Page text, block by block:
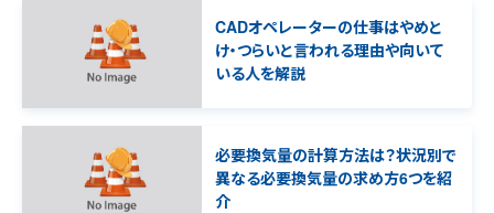
CADオペレーターの仕事はやめと
け・つらいと言われる理由や向いて
いる人を解説
必要換気量の計算方法は？状況別で
異なる必要換気量の求め方6つを紹
介